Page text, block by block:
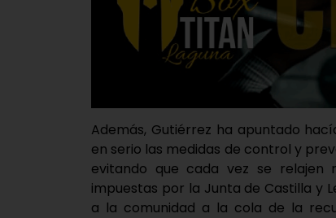
Además, Gutiérrez ha apuntado
en serio las medidas de control y
evitando que cada vez se relajen
impuestas por la Junta de Castilla y
a la comunidad a la cola de la